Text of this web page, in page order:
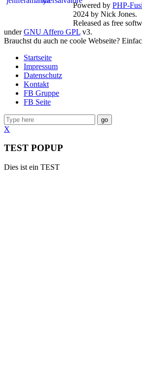
Powered by PHP-
2024 by Nick Jones.
Released as free
underGNU Affero GPL v3.
Brauchst du auch ne coole Webseite?
Startseite
Impressum
Datenschutz
Kontakt
FB Gruppe
FB Seite
go
X
TEST POPUP
Dies ist ein TEST